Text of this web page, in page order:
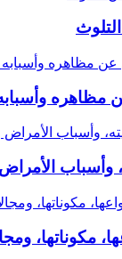
وأسباب
مكوناتها،